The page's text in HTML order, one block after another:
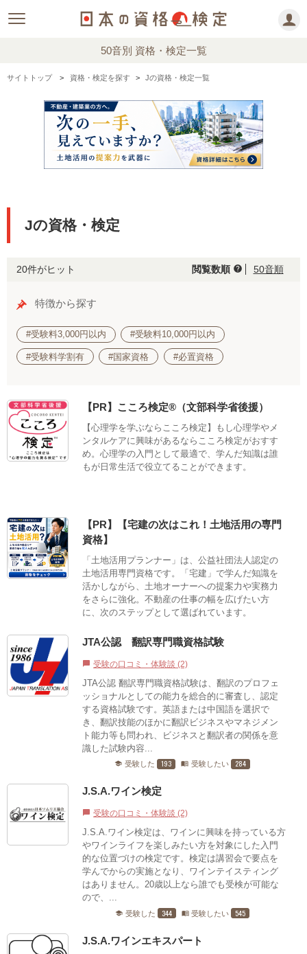
50音別 資格・検定一覧
サイトトップ 資格・検定を探す Jの資格・検定一覧
Jの資格・検定
20件がヒット 閲覧数順 help 50音順
特徴から探す
#受験料3,000円以内 #受験料10,000円以内
#受験料学割有 #国家資格 #必置資格
【PR】こころ検定®（文部科学省後援）
【心理学を学ぶならこころ検定】もし心理学やメ
ンタルケアに興味があるならこころ検定がおすす
め。心理学の入門として最適で、学んだ知識は誰
もが日常生活で役立てることができます。
【PR】【宅建の次はこれ！土地活用の専門
資格】
「土地活用プランナー」は、公益社団法人認定の
土地活用専門資格です。「宅建」で学んだ知識を
活かしながら、土地オーナーへの提案力や実務力
をさらに強化。不動産の仕事の幅を広げたい方
に、次のステップとして選ばれています。
JTA公認 翻訳専門職資格試験
chat_bubble 受験の口コミ・体験談 (2)
JTA公認 翻訳専門職資格試験は、翻訳のプロフェ
ッショナルとしての能力を総合的に審査し、認定
する資格試験です。英語または中国語を選択で
き、翻訳技能のほかに翻訳ビジネスやマネジメン
ト能力等も問われ、ビジネスと翻訳者の関係を意
識した試験内容...
school 受験した 193 menu_book 受験したい 284
J.S.A.ワイン検定
chat_bubble 受験の口コミ・体験談 (2)
J.S.A.ワイン検定は、ワインに興味を持っている方
やワインライフを楽しみたい方を対象にした入門
的な位置づけの検定です。検定は講習会で要点を
学んでからの実施となり、ワインテイスティング
はありません。20歳以上なら誰でも受検が可能な
ので、...
school 受験した 344 menu_book 受験したい 545
J.S.A.ワインエキスパート